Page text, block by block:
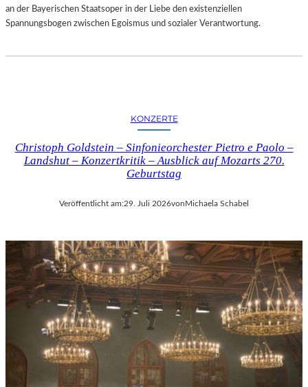
an der Bayerischen Staatsoper in der Liebe den existenziellen
Spannungsbogen zwischen Egoismus und sozialer Verantwortung.
KONZERTE
Christoph Goldstein – Sinfonieorchester Pietro e Paolo –
Landshut – Konzertkritik – Ausblick auf Mozarts 270.
Geburtstag
Veröffentlicht am:29. Juli 2026vonMichaela Schabel